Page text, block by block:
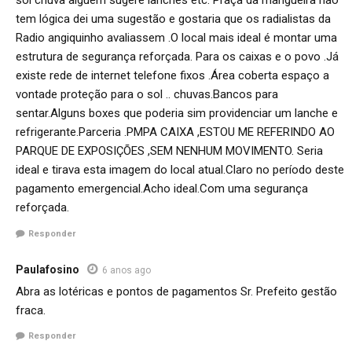
tem lógica dei uma sugestão e gostaria que os radialistas da
Radio angiquinho avaliassem .O local mais ideal é montar uma
estrutura de segurança reforçada. Para os caixas e o povo .Já
existe rede de internet telefone fixos .Área coberta espaço a
vontade proteção para o sol .. chuvas.Bancos para
sentar.Alguns boxes que poderia sim providenciar um lanche e
refrigerante.Parceria .PMPA CAIXA ,ESTOU ME REFERINDO AO
PARQUE DE EXPOSIÇÕES ,SEM NENHUM MOVIMENTO. Seria
ideal e tirava esta imagem do local atual.Claro no período deste
pagamento emergencial.Acho ideal.Com uma segurança
reforçada.
Responder
Paulafosino 6 anos ago
Abra as lotéricas e pontos de pagamentos Sr. Prefeito gestão
fraca.
Responder